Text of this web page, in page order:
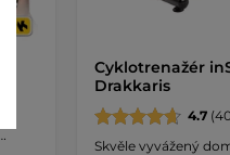
Cyklotrenažér
Drakkaris
4.7
Skvěle vyvážený